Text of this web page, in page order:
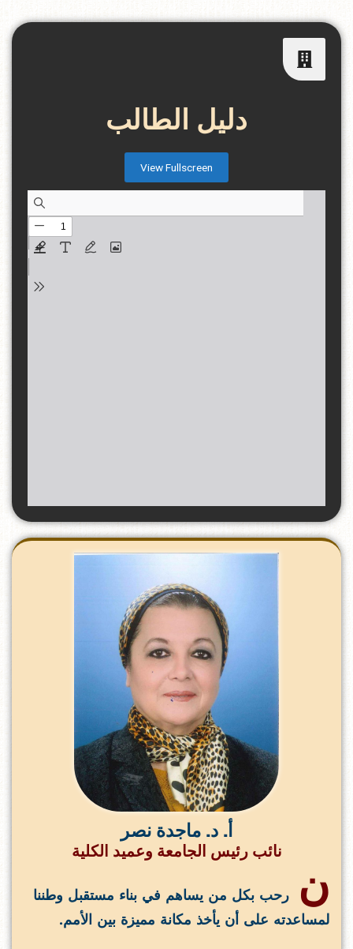
دليل الطالب
View Fullscreen
أ. د. ماجدة نصر
نائب رئيس الجامعة وعميد الكلية
ن
رحب بكل من يساهم في بناء مستقبل وطننا
لمساعدته على أن يأخذ مكانة مميزة بين الأمم.